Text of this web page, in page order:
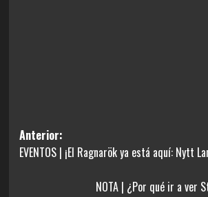
Navegación
de
Anterior:
EVENTOS | ¡El Ragnarök ya está aquí: Nytt
NOTA | ¿Por qué ir a ver